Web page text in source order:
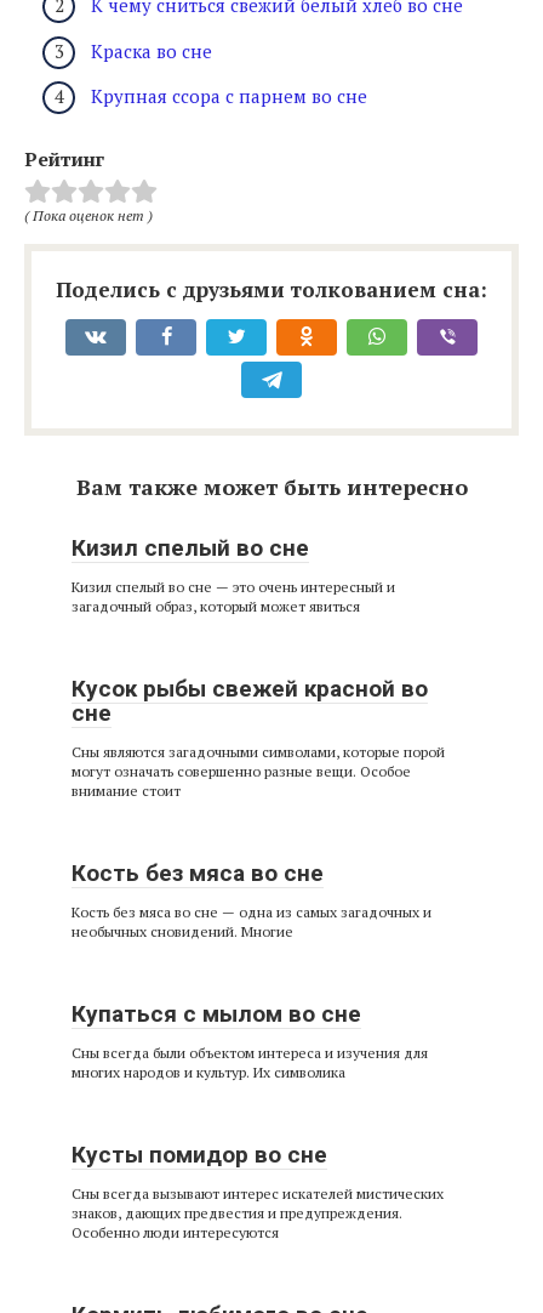
К чему сниться свежий белый хлеб во сне
Краска во сне
Крупная ссора с парнем во сне
Рейтинг
( Пока оценок нет )
Поделись с друзьями толкованием сна:
Вам также может быть интересно
Кизил спелый во сне
Кизил спелый во сне — это очень интересный и
загадочный образ, который может явиться
Кусок рыбы свежей красной во
сне
Сны являются загадочными символами, которые порой
могут означать совершенно разные вещи. Особое
внимание стоит
Кость без мяса во сне
Кость без мяса во сне — одна из самых загадочных и
необычных сновидений. Многие
Купаться с мылом во сне
Сны всегда были объектом интереса и изучения для
многих народов и культур. Их символика
Кусты помидор во сне
Сны всегда вызывают интерес искателей мистических
знаков, дающих предвестия и предупреждения.
Особенно люди интересуются